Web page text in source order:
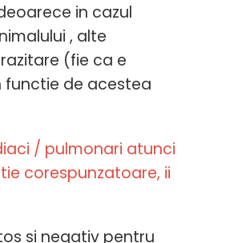
in cazul
, alte
(fie ca e
functie de acestea
/ pulmonari atunci
corespunzatoare, ii
si negativ pentru